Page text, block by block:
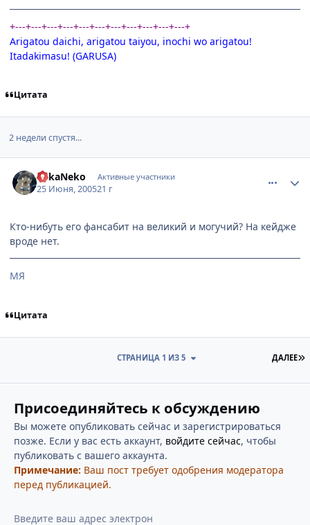
+---+---+---+---+---+---+---+---+---+---+---+
Arigatou daichi, arigatou taiyou, inochi wo arigatou!
Itadakimasu! (GARUSA)
Цитата
2 недели спустя...
BakaNeko Активные участники
25 Июня, 200521 г
Кто-нибуть его фансабит на великий и могучий? На кейдже
вроде нет.
МЯ
Цитата
ДАЛЕЕ
СТРАНИЦА 1 ИЗ 5
Присоединяйтесь к обсуждению
Вы можете опубликовать сейчас и зарегистрироваться
позже. Если у вас есть аккаунт, войдите сейчас, чтобы
публиковать с вашего аккаунта.
Примечание: Ваш пост требует одобрения модератора
перед публикацией.